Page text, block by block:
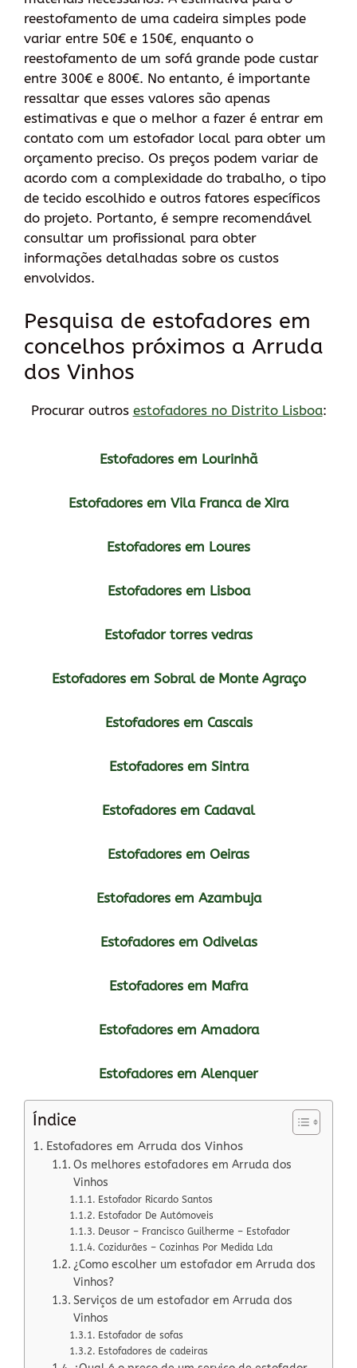
reestofamento de uma cadeira simples pode
variar entre 50€ e 150€, enquanto o
reestofamento de um sofá grande pode custar
entre 300€ e 800€. No entanto, é importante
ressaltar que esses valores são apenas
estimativas e que o melhor a fazer é entrar em
contato com um estofador local para obter um
orçamento preciso. Os preços podem variar de
acordo com a complexidade do trabalho, o tipo
de tecido escolhido e outros fatores específicos
do projeto. Portanto, é sempre recomendável
consultar um profissional para obter
informações detalhadas sobre os custos
envolvidos.
Pesquisa de estofadores em
concelhos próximos a Arruda
dos Vinhos
Procurar outros estofadores no Distrito Lisboa:
Estofadores em Lourinhã
Estofadores em Vila Franca de Xira
Estofadores em Loures
Estofadores em Lisboa
Estofador torres vedras
Estofadores em Sobral de Monte Agraço
Estofadores em Cascais
Estofadores em Sintra
Estofadores em Cadaval
Estofadores em Oeiras
Estofadores em Azambuja
Estofadores em Odivelas
Estofadores em Mafra
Estofadores em Amadora
Estofadores em Alenquer
Índice
Estofadores em Arruda dos Vinhos
Os melhores estofadores em Arruda dos
Vinhos
Estofador Ricardo Santos
Estofador De Autómoveis
Deusor – Francisco Guilherme – Estofador
Cozidurães – Cozinhas Por Medida Lda
¿Como escolher um estofador em Arruda dos
Vinhos?
Serviços de um estofador em Arruda dos
Vinhos
Estofador de sofas
Estofadores de cadeiras